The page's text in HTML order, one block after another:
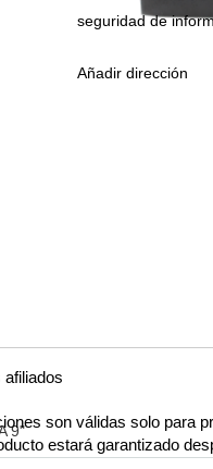
9"
seguridad de
Añadir dirección
son válidas solo para
estará garantizado